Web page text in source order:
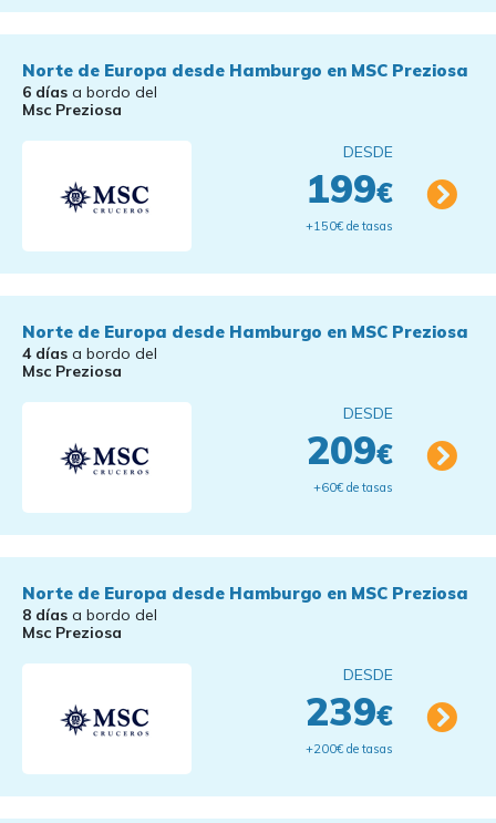
Norte de Europa desde Hamburgo en MSC Preziosa
6 días a bordo del
Msc Preziosa
DESDE
199€
+150€ de tasas
Norte de Europa desde Hamburgo en MSC Preziosa
4 días a bordo del
Msc Preziosa
DESDE
209€
+60€ de tasas
Norte de Europa desde Hamburgo en MSC Preziosa
8 días a bordo del
Msc Preziosa
DESDE
239€
+200€ de tasas